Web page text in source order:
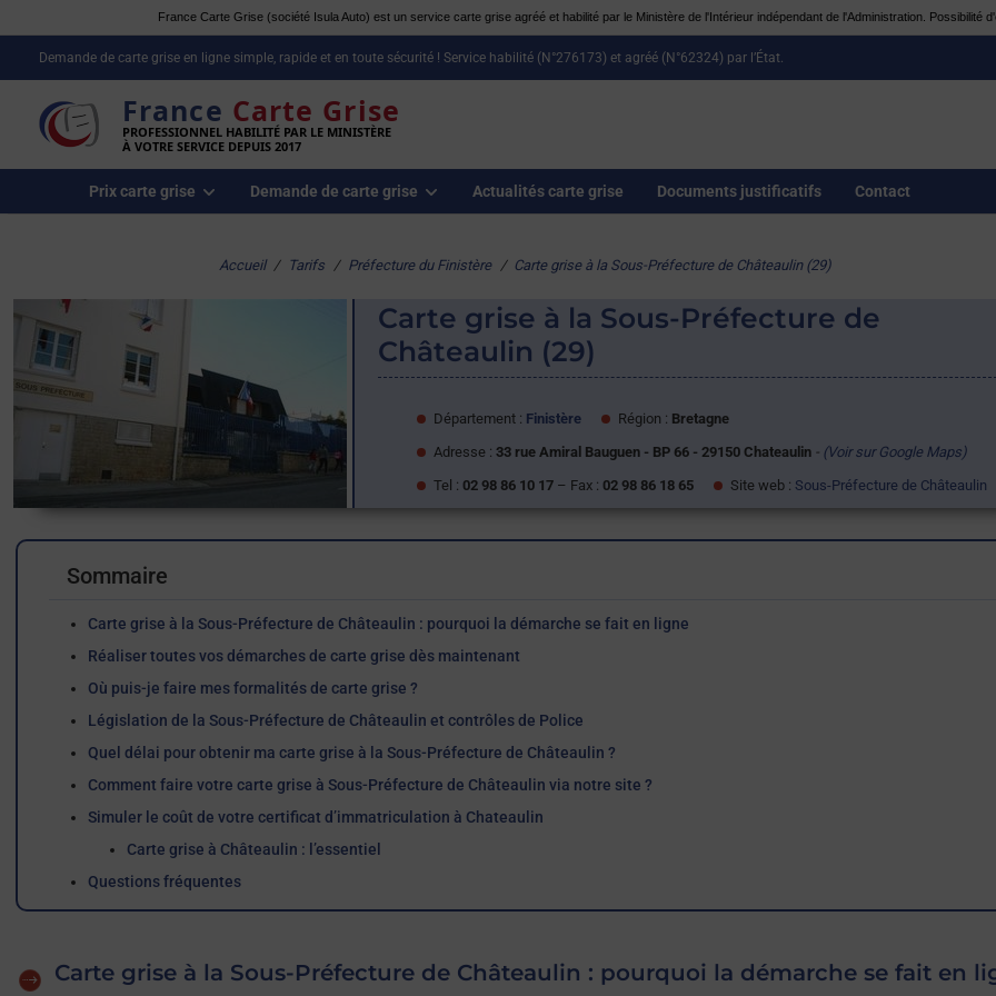
France Carte Grise (société Isula Auto) est un service carte grise agréé et habilité par le Ministère de l'Intérieur indépendant de l'Administration. Possibilité
Demande de carte grise en ligne simple, rapide et en toute sécurité ! Service habilité (N°276173) et agréé (N°62324) par l’État.
France Carte Grise
PROFESSIONNEL HABILITÉ PAR LE MINISTÈRE
À VOTRE SERVICE DEPUIS 2017
Prix carte grise Demande de carte grise Actualités carte grise Documents justificatifs Contact
Accueil / Tarifs / Préfecture du Finistère / Carte grise à la Sous-Préfecture de Châteaulin (29)
Carte grise à la Sous-Préfecture de
Châteaulin (29)
Département : Finistère Région : Bretagne
Adresse :33 rue Amiral Bauguen - BP 66 - 29150 Chateaulin - (Voir sur Google Maps)
Tel : 02 98 86 10 17 – Fax : 02 98 86 18 65 Site web : Sous-Préfecture de Châteaulin
Sommaire
Carte grise à la Sous-Préfecture de Châteaulin : pourquoi la démarche se fait en ligne
Réaliser toutes vos démarches de carte grise dès maintenant
Où puis-je faire mes formalités de carte grise ?
Législation de la Sous-Préfecture de Châteaulin et contrôles de Police
Quel délai pour obtenir ma carte grise à la Sous-Préfecture de Châteaulin ?
Comment faire votre carte grise à Sous-Préfecture de Châteaulin via notre site ?
Simuler le coût de votre certificat d’immatriculation à Chateaulin
Carte grise à Châteaulin : l’essentiel
Questions fréquentes
Carte grise à la Sous-Préfecture de Châteaulin : pourquoi la démarche se fait en